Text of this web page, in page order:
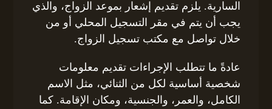
السارية. يلزم تقديم إشعار بموعد الزواج، والذي
يجب أن يتم في مقر التسجيل المحلي أو من
خلال تواصل مع مكتب تسجيل الزواج.
عادةً ما تتطلب الإجراءات تقديم معلومات
شخصية أساسية لكل من الثنائي، مثل الاسم
الكامل، والعمر، والجنسية، ومكان الإقامة. كما